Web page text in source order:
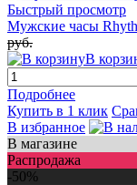
Быстрый просмотр
Мужские часы
руб.
В
Подробнее
Купить в 1 клик
В избранное
В магазине
Распродажа
-50%